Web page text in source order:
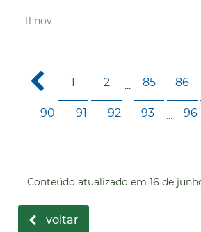
11 nov
1 2 ... 85 86
90 91 92 93 ... 96
Conteúdo atualizado em 16 de
voltar